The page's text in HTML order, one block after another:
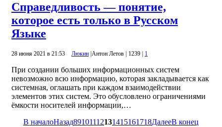
Справедливость — понятие,
которое есть только в Русском
Языке
28 июня 2021 в 21:53 Люкин Антон Летов 1239 1
При создании больших информационных систем
невозможно всю информацию, которая закладывается как
системная, оглашать при каждом взаимодействии
элементов этих систем. Это обусловлено ограничениями
ёмкости носителей информации,…
В началоНазад89101112131415161718ДалееВ конец